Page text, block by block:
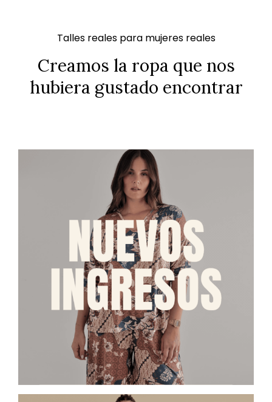
Talles reales para mujeres reales
Creamos la ropa que nos
hubiera gustado encontrar